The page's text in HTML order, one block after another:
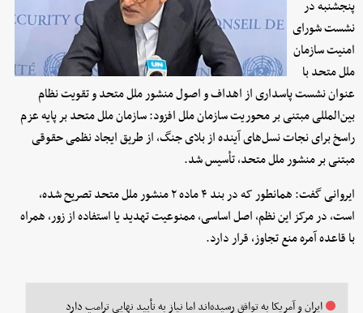
پنجشنبه در
نشست شورای
امنیت سازمان
ملل متحد با
عنوان نشست پاسداری از اهداف و اصول منشور ملل متحد و تقویت نظام
بین‌المللی مبتنی بر محوریت سازمان ملل افزود: سازمان ملل متحد بر پایه عزم
راسخ برای نجات نسل‌های آینده از بلای جنگ، از طریق ایجاد نظمی حقوقی
مبتنی بر منشور ملل متحد، تأسیس شد.
ایروانی گفت: همانطور که در بند ۴ ماده ۲ منشور ملل متحد تصریح شده،
است، در مرکز این نظم، اصل اساسی، ممنوعیت تهدید یا استفاده از زور، همراه
با قاعده آمره منع تجاوز، قرار دارد.
ایران و آمریکا به توافق رسیده‌اند اما نیاز به تأیید نهایی ترامپ دارد